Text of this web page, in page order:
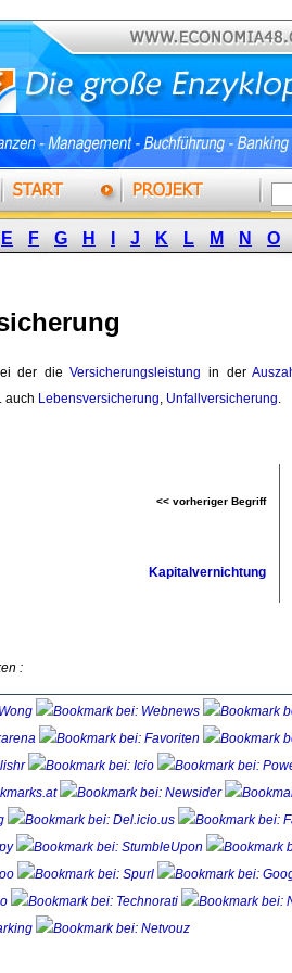
E F G H J K L M N O
der die Versicherungsleistung in der
auch Lebensversicherung, Unfallversicherung.
<< vorheriger Begriff
Kapitalvernichtung
: